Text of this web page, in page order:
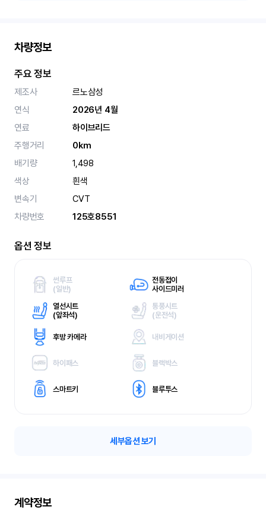
차량정보
주요 정보
제조사
르노삼성
연식
2026년 4월
연료
하이브리드
주행거리
0km
배기량
1,498
색상
흰색
변속기
CVT
차량번호
125호8551
옵션 정보
썬루프
(일반)
전동접이
사이드미러
열선시트
(앞좌석)
통풍시트
(운전석)
후방 카메라 내비게이션
하이패스 블랙박스
스마트키 블루투스
세부옵션 보기
계약정보